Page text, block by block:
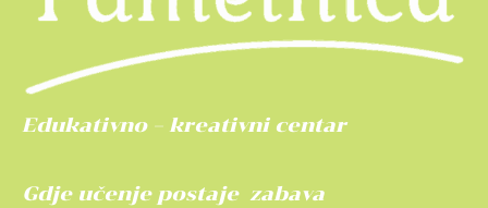
Edukativno – kreativni centar
Gdje učenje postaje zabava